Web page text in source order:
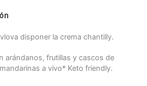
disponer la crema chantilly.
arándanos, frutillas y cascos de
a vivo* Keto friendly.